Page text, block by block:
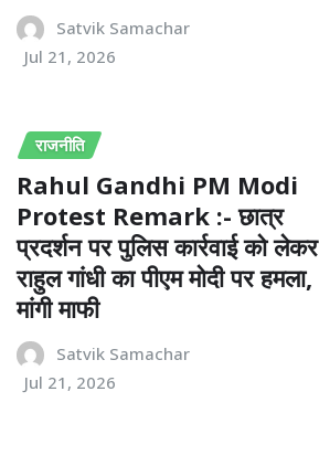
Satvik Samachar
Jul 21, 2026
राजनीति
Rahul Gandhi PM Modi
Protest Remark :- छात्र
प्रदर्शन पर पुलिस कार्रवाई को लेकर
राहुल गांधी का पीएम मोदी पर हमला,
मांगी माफी
Satvik Samachar
Jul 21, 2026